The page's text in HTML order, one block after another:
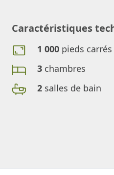
Caractéristiques
1 000 pieds carrés
3 chambres
2 salles de bain